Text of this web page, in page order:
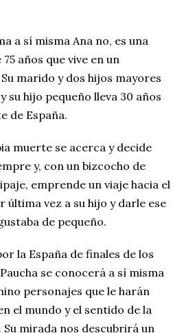
a sí misma Ana no, es una
años que vive en un
marido y dos hijos mayores
su hijo pequeño lleva 30 años
de España.
muerte se acerca y decide
y, con un bizcocho de
emprende un viaje hacia el
vez a su hijo y darle ese
de pequeño.
la España de finales de los
se conocerá a sí misma
personajes que le harán
el mundo y el sentido de la
mirada nos descubrirá un